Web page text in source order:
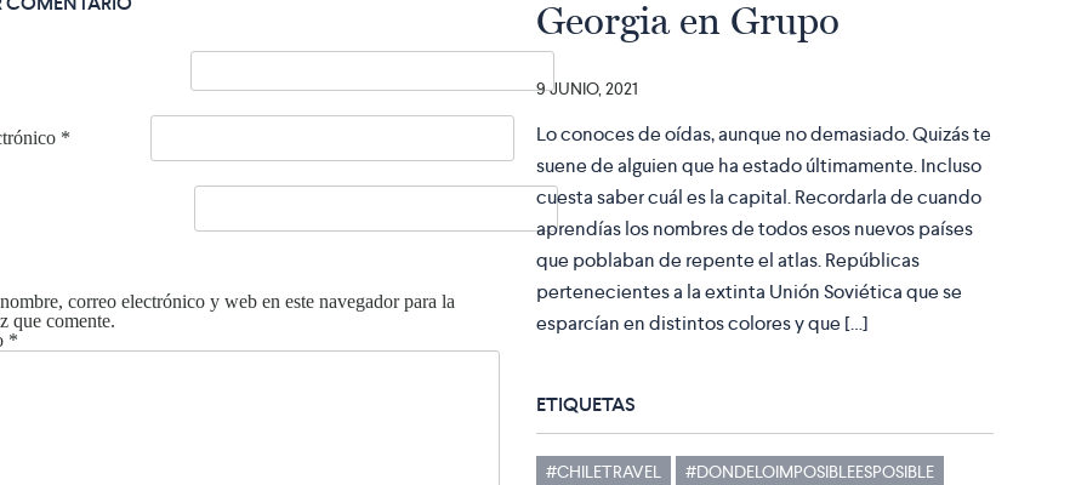
*
correo electrónico y web en este navegador para la
que comente.
*
Georgia en Grupo
9 JUNIO, 2021
Lo conoces de oídas, aunque no demasiado. Quizás te
suene de alguien que ha estado últimamente. Incluso
cuesta saber cuál es la capital. Recordarla de cuando
aprendías los nombres de todos esos nuevos países
que poblaban de repente el atlas. Repúblicas
pertenecientes a la extinta Unión Soviética que se
esparcían en distintos colores y que […]
ETIQUETAS
#CHILETRAVEL
#DONDELOIMPOSIBLEESPOSIBLE